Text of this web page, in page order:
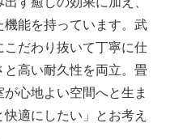
能を持っています。武
だわり抜いて丁寧に仕
と高い耐久性を両立。畳
心地よい空間へと生ま
適にしたい」とお考え